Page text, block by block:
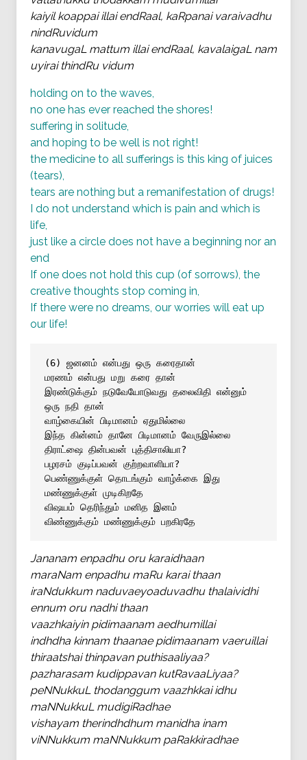
kaiyil koappai illai endRaal, kaRpanai varaivadhu
nindRuvidum
kanavugaL mattum illai endRaal, kavalaigaL nam
uyirai thindRu vidum
holding on to the waves,
no one has ever reached the shores!
suffering in solitude,
and hoping to be well is not right!
the medicine to all sufferings is this king of juices
(tears),
tears are nothing but a remanifestation of drugs!
I do not understand which is pain and which is
life,
just like a circle does not have a beginning nor an
end
If one does not hold this cup (of sorrows), the
creative thoughts stop coming in,
If there were no dreams, our worries will eat up
our life!
(6) ஜனனம் என்பது ஒரு கரைதான்
மரணம் என்பது மறு கரை தான்
இரண்டுக்கும் நடுவேயோடுவது தலைவிதி என்னும்
ஒரு நதி தான்
வாழ்கையின் பிடிமானம் ஏதுமில்லை
இந்த கின்னம் தானே பிடிமானம் வேருஇல்லை
திராட்ஷை தின்பவன் புத்திசாலியா?
பழரசம் குடிப்பவன் குற்றவாளியா?
பெண்ணுக்குள் தொடங்கும் வாழ்க்கை இது
மண்ணுக்குள் முடிகிறதே
விஷயம் தெரிந்தும் மனித இனம்
விண்ணுக்கும் மண்ணுக்கும் பறகிரதே
Jananam enpadhu oru karaidhaan
maraNam enpadhu maRu karai thaan
iraNdukkum naduvaeyoaduvadhu thalaividhi
ennum oru nadhi thaan
vaazhkaiyin pidimaanam aedhumillai
indhdha kinnam thaanae pidimaanam vaeruillai
thiraatshai thinpavan puthisaaliyaa?
pazharasam kudippavan kutRavaaLiyaa?
peNNukkuL thodanggum vaazhkkai idhu
maNNukkuL mudigiRadhae
vishayam therindhdhum manidha inam
viNNukkum maNNukkum paRakkiradhae